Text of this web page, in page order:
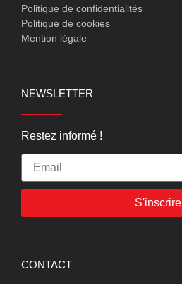
Politique de confidentialités
Politique de cookies
Mention légale
NEWSLETTER
Restez informé !
S'inscrire
CONTACT